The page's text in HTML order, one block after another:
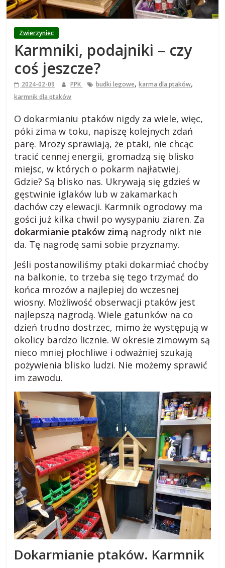
e
s
k
b
o
g
m
e
s
k
b
Zwierzyniec
Karmniki, podajniki – czy
coś jeszcze?
2024-02-09 PPK budki lęgowe,karma dla ptaków,
karmnik dla ptaków
O dokarmianiu ptaków nigdy za wiele, więc,
póki zima w toku, napiszę kolejnych zdań
parę. Mrozy sprawiają, że ptaki, nie chcąc
tracić cennej energii, gromadzą się blisko
miejsc, w których o pokarm najłatwiej.
Gdzie? Są blisko nas. Ukrywają się gdzieś w
gęstwinie iglaków lub w zakamarkach
dachów czy elewacji. Karmnik ogrodowy ma
gości już kilka chwil po wysypaniu ziaren. Za
dokarmianie ptaków zimą nagrody nikt nie
da. Tę nagrodę sami sobie przyznamy.
Jeśli postanowiliśmy ptaki dokarmiać choćby
na balkonie, to trzeba się tego trzymać do
końca mrozów a najlepiej do wczesnej
wiosny. Możliwość obserwacji ptaków jest
najlepszą nagrodą. Wiele gatunków na co
dzień trudno dostrzec, mimo że występują w
okolicy bardzo licznie. W okresie zimowym są
nieco mniej płochliwe i odważniej szukają
pożywienia blisko ludzi. Nie możemy sprawić
im zawodu.
Dokarmianie ptaków. Karmnik